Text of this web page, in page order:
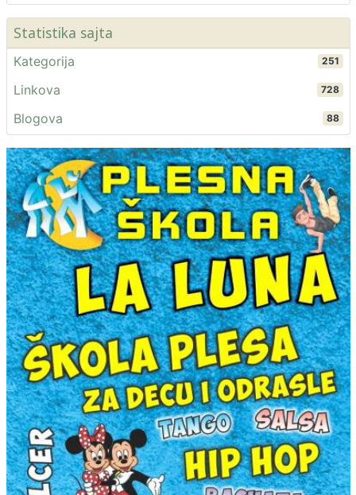
Statistika sajta
Kategorija 251
Linkova 728
Blogova 88